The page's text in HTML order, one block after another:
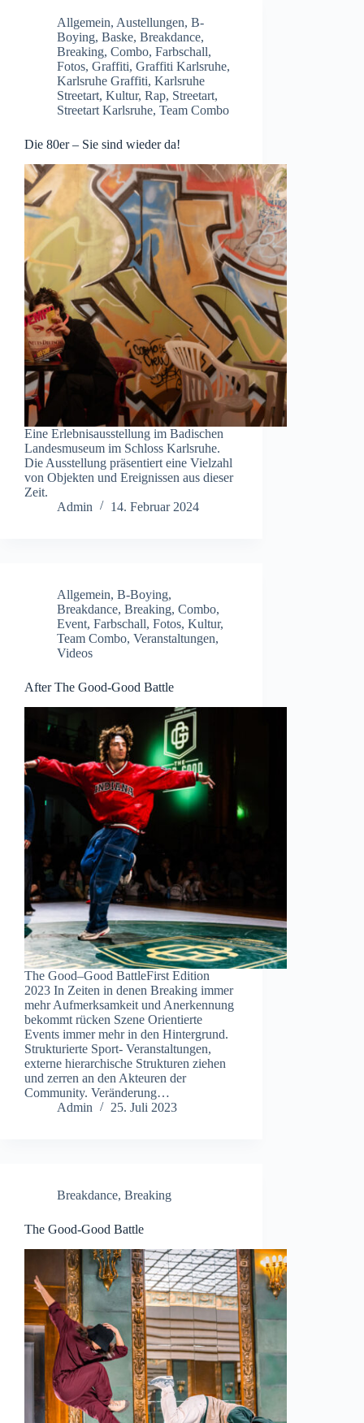
Allgemein, Austellungen, B-
Boying, Baske, Breakdance,
Breaking, Combo, Farbschall,
Fotos, Graffiti, Graffiti Karlsruhe,
Karlsruhe Graffiti, Karlsruhe
Streetart, Kultur, Rap, Streetart,
Streetart Karlsruhe, Team Combo
Die 80er – Sie sind wieder da!
Eine Erlebnisausstellung im Badischen
Landesmuseum im Schloss Karlsruhe.
Die Ausstellung präsentiert eine Vielzahl
von Objekten und Ereignissen aus dieser
Zeit.
Admin
14. Februar 2024
Allgemein, B-Boying,
Breakdance, Breaking, Combo,
Event, Farbschall, Fotos, Kultur,
Team Combo, Veranstaltungen,
Videos
After The Good-Good Battle
The Good–Good BattleFirst Edition
2023 In Zeiten in denen Breaking immer
mehr Aufmerksamkeit und Anerkennung
bekommt rücken Szene Orientierte
Events immer mehr in den Hintergrund.
Strukturierte Sport- Veranstaltungen,
externe hierarchische Strukturen ziehen
und zerren an den Akteuren der
Community. Veränderung…
Admin
25. Juli 2023
Breakdance, Breaking
The Good-Good Battle